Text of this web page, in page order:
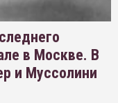
в Москве. В
и Муссолини